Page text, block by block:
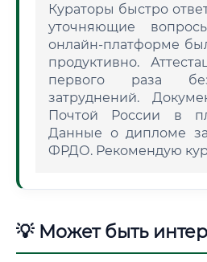
Кураторы быстро
уточняющие
онлайн-платформе
продуктивно.
первого раза
затруднений.
Почтой России в
Данные о дипломе
ФРДО. Рекомендую
💡 Может быть